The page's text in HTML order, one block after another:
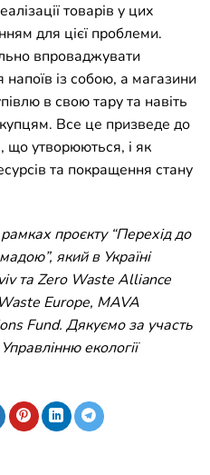
товарів у цих
для цієї проблеми.
впроваджувати
напоїв із собою, а магазини
в свою тару та навіть
Все це призведе до
що утворюються, і як
та покращення стану
проєкту “Перехід до
який в Україні
та Zero Waste Alliance
Europe, MAVA
Fund. Дякуємо за участь
екології